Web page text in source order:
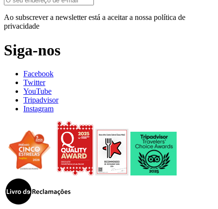
Ao subscrever a newsletter está a aceitar a nossa política de
privacidade
Siga-nos
Facebook
Twitter
YouTube
Tripadvisor
Instagram